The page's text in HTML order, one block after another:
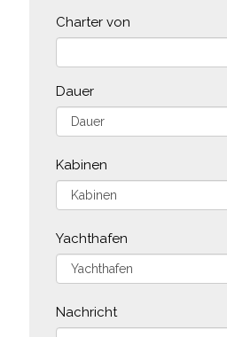
Charter von
Dauer
Kabinen
Yachthafen
Nachricht